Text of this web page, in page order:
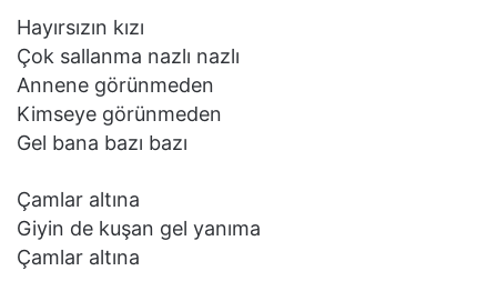
Hayırsızın kızı
Çok sallanma nazlı nazlı
Annene görünmeden
Kimseye görünmeden
Gel bana bazı bazı
Çamlar altına
Giyin de kuşan gel yanıma
Çamlar altına